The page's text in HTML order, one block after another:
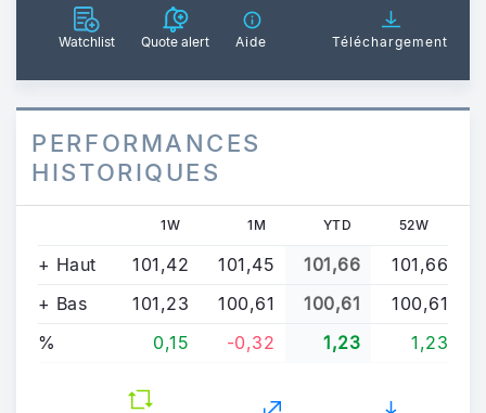
Watchlist Quote alert Aide Téléchargement
PERFORMANCES
HISTORIQUES
1W 1M YTD 52W
+ Haut 101,42 101,45 101,66
101,66
+ Bas
101,23 100,61 100,61
100,61
%
0,15 -0,32 1,23 1,23